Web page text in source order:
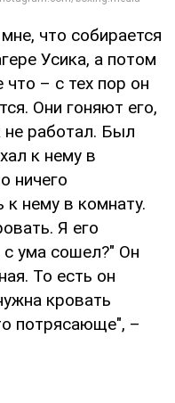
что собирается
Усика, а потом
– с тех пор он
Они гоняют его,
не работал. Был
к нему в
ничего
нему в комнату.
Я его
с ума сошел?" Он
То есть он
кровать
потрясающе", –